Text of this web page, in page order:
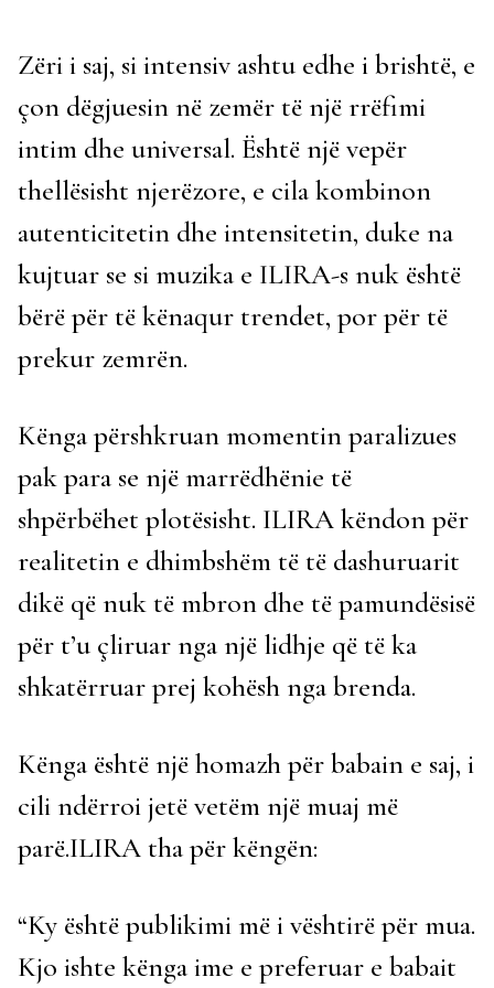
Zëri i saj, si intensiv ashtu edhe i brishtë, e
çon dëgjuesin në zemër të një rrëfimi
intim dhe universal. Është një vepër
thellësisht njerëzore, e cila kombinon
autenticitetin dhe intensitetin, duke na
kujtuar se si muzika e ILIRA-s nuk është
bërë për të kënaqur trendet, por për të
prekur zemrën.
Kënga përshkruan momentin paralizues
pak para se një marrëdhënie të
shpërbëhet plotësisht. ILIRA këndon për
realitetin e dhimbshëm të të dashuruarit
dikë që nuk të mbron dhe të pamundësisë
për t’u çliruar nga një lidhje që të ka
shkatërruar prej kohësh nga brenda.
Kënga është një homazh për babain e saj, i
cili ndërroi jetë vetëm një muaj më
parë.ILIRA tha për këngën:
“Ky është publikimi më i vështirë për mua.
Kjo ishte kënga ime e preferuar e babait